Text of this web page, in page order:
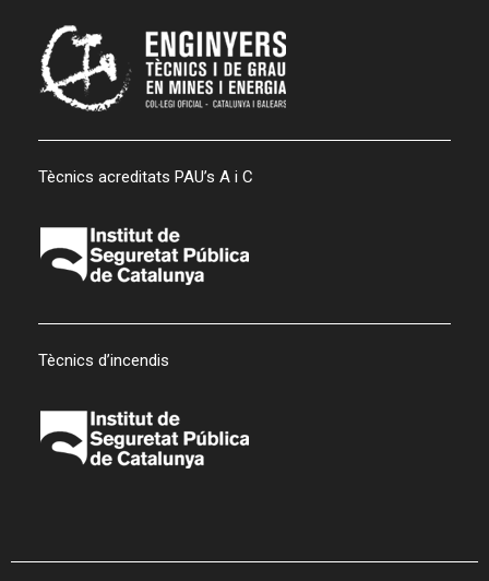
Tècnics acreditats PAU’s A i C
Tècnics d’incendis